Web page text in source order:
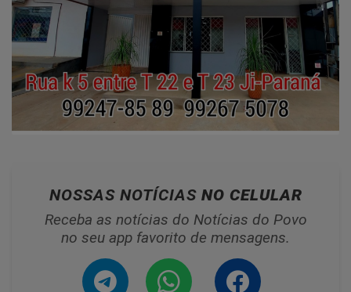
NOSSAS NOTÍCIAS NO CELULAR
Receba as notícias do Notícias do Povo
no seu app favorito de mensagens.